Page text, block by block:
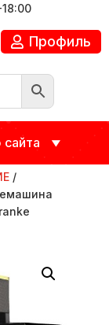
Профиль
/